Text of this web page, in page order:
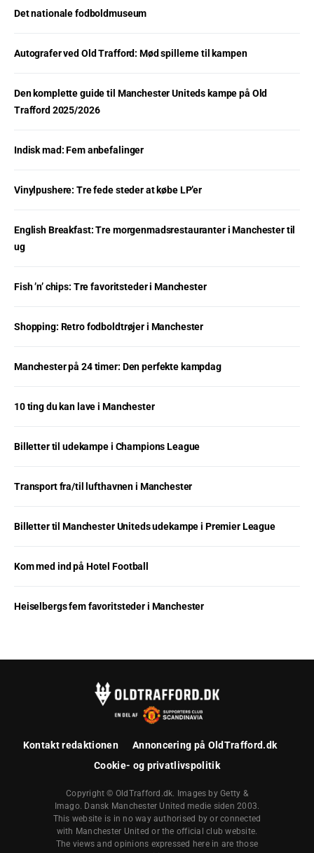
Det nationale fodboldmuseum
Autografer ved Old Trafford: Mød spillerne til kampen
Den komplette guide til Manchester Uniteds kampe på Old
Trafford 2025/2026
Indisk mad: Fem anbefalinger
Vinylpushere: Tre fede steder at købe LP’er
English Breakfast: Tre morgenmadsrestauranter i Manchester til
ug
Fish ’n’ chips: Tre favoritsteder i Manchester
Shopping: Retro fodboldtrøjer i Manchester
Manchester på 24 timer: Den perfekte kampdag
10 ting du kan lave i Manchester
Billetter til udekampe i Champions League
Transport fra/til lufthavnen i Manchester
Billetter til Manchester Uniteds udekampe i Premier League
Kom med ind på Hotel Football
Heiselbergs fem favoritsteder i Manchester
Kontakt redaktionen
Annoncering på OldTrafford.dk
Cookie- og privatlivspolitik
Copyright © OldTrafford.dk. Images by Getty &
Imago. Dansk Manchester United medie siden 2003.
This website is in no way authorised by or connected
with Manchester United or the official club website.
The views and opinions expressed here in are those